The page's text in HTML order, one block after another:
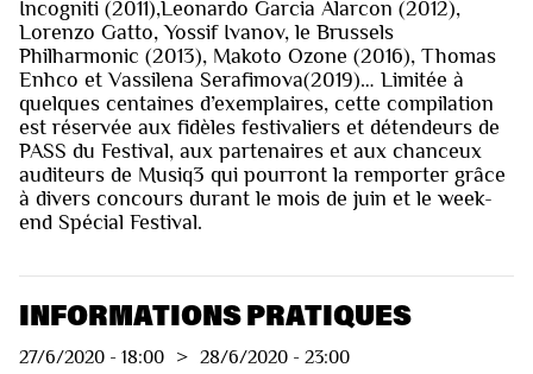
Incogniti (2011),Leonardo Garcia Alarcon (2012),
Lorenzo Gatto, Yossif Ivanov, le Brussels
Philharmonic (2013), Makoto Ozone (2016), Thomas
Enhco et Vassilena Serafimova(2019)… Limitée à
quelques centaines d’exemplaires, cette compilation
est réservée aux fidèles festivaliers et détendeurs de
PASS du Festival, aux partenaires et aux chanceux
auditeurs de Musiq3 qui pourront la remporter grâce
à divers concours durant le mois de juin et le week-
end Spécial Festival.
INFORMATIONS PRATIQUES
27/6/2020 - 18:00 > 28/6/2020 - 23:00